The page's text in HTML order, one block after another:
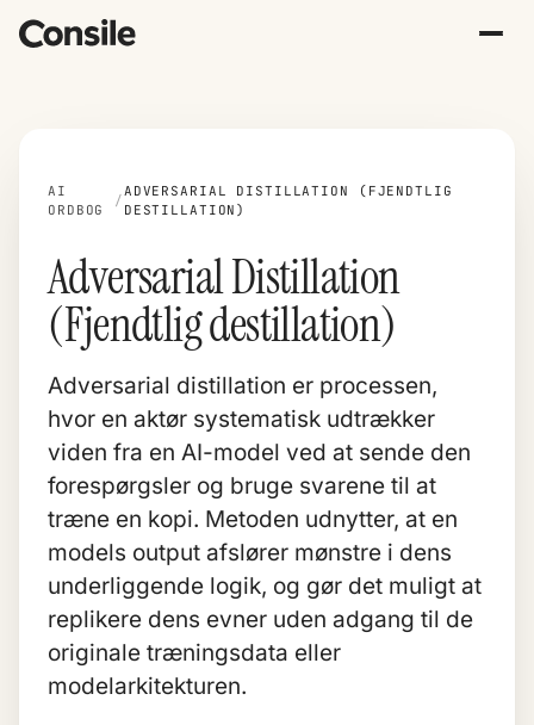
AI
ORDBOG
/
ADVERSARIAL DISTILLATION (FJENDTLIG
DESTILLATION)
Adversarial Distillation
(Fjendtlig destillation)
Adversarial distillation er processen,
hvor en aktør systematisk udtrækker
viden fra en AI-model ved at sende den
forespørgsler og bruge svarene til at
træne en kopi. Metoden udnytter, at en
models output afslører mønstre i dens
underliggende logik, og gør det muligt at
replikere dens evner uden adgang til de
originale træningsdata eller
modelarkitekturen.